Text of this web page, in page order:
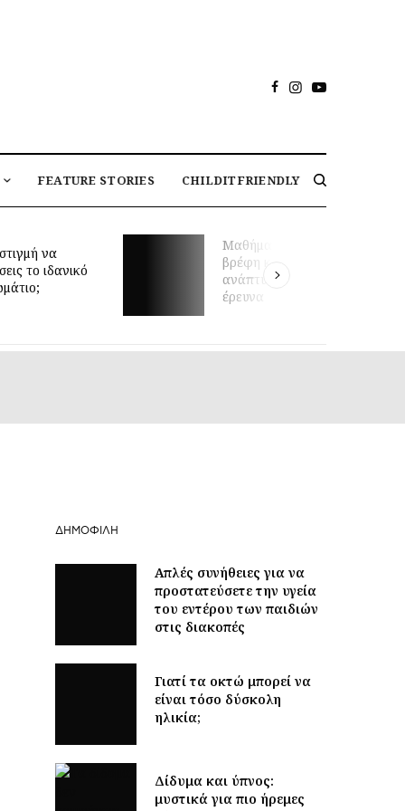
FEATURE STORIES CHILDITFRIENDLY
να
το ιδανικό
Μαθήματα κολύμβησης για
βρέφη και πρώιμη κινητική
ανάπτυξη: τι δείχνει νέα
έρευνα
ΔΗΜΟΦΙΛΉ
Απλές συνήθειες για να
προστατεύσετε την υγεία
του εντέρου των παιδιών
στις διακοπές
Γιατί τα οκτώ μπορεί να
είναι τόσο δύσκολη
ηλικία;
Δίδυμα και ύπνος:
μυστικά για πιο ήρεμες